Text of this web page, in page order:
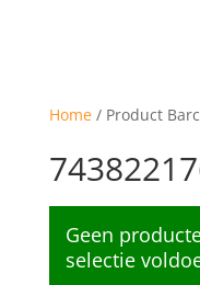
Home/ Product
Geen
selectie